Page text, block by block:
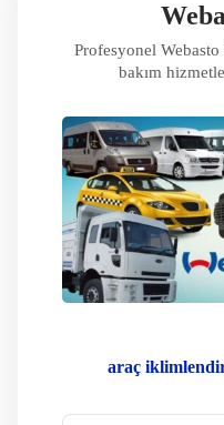
Profesyonel
bakım
araç